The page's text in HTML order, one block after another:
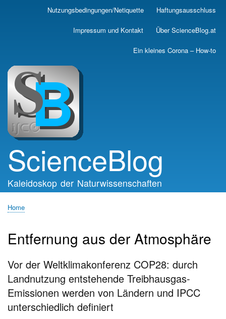
Skip
main
Nutzungsbedingungen/Netiquette Haftungsausschluss
Impressum und Kontakt Über ScienceBlog.at
Ein kleines Corona – How-to
ScienceBlog
Kaleidoskop der Naturwissenschaften
Home
Entfernung aus der Atmosphäre
Vor der Weltklimakonferenz COP28: durch
Landnutzung entstehende Treibhausgas-
Emissionen werden von Ländern und IPCC
unterschiedlich definiert